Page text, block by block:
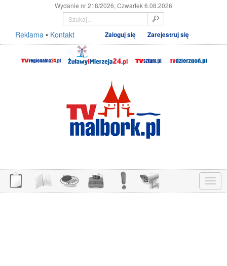
Wydanie nr 218/2026, Czwartek 6.08.2026
Reklama • Kontakt Zaloguj się Zarejestruj się
Menu